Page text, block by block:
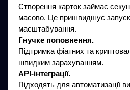
Створення карток займає
масово. Це пришвидшує запуск
масштабування.
Гнучке поповнення.
Підтримка фіатних та
швидким зарахуванням.
API-інтеграції.
Підходять для автоматизації